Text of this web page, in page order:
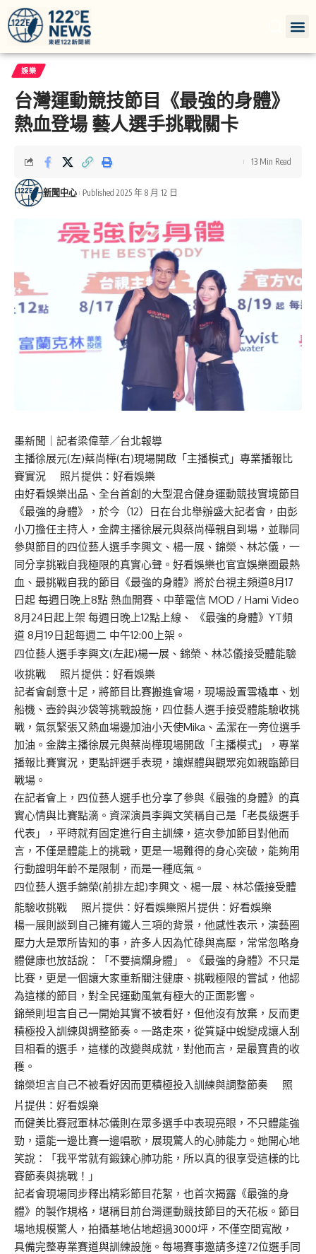
娛樂
台灣運動競技節目《最強的身體》
熱血登場 藝人選手挑戰關卡
新聞中心 Published 2025 年 8 月 12 日
13 Min Read
墨新聞 ｜記者梁偉華／台北報導
主播徐展元(左)蔡尚樺(右)現場開啟「主播模式」專業播報比
賽實況 照片提供：好看娛樂
由好看娛樂出品、全台首創的大型混合健身運動競技實境節目
《最強的身體》，於今（12）日在台北舉辦盛大記者會，由彭
小刀擔任主持人，金牌主播徐展元與蔡尚樺親自到場，並聯同
參與節目的四位藝人選手李興文、楊一展、錦榮、林芯儀，一
同分享挑戰自我極限的真實心聲。好看娛樂也官宣娛樂圈最熱
血、最挑戰自我的節目《最強的身體》將於台視主頻道8月17
日起 每週日晚上8點 熱血開賽、中華電信 MOD / Hami Video
8月24日起上架 每週日晚上12點上線、 《最強的身體》YT頻
道 8月19日起每週二 中午12:00上架。
四位藝人選手李興文(左起)楊一展、錦榮、林芯儀接受體能驗
收挑戰 照片提供：好看娛樂
記者會創意十足，將節目比賽搬進會場，現場設置雪橇車、划
船機、壺鈴與沙袋等挑戰設施，四位藝人選手接受體能驗收挑
戰，氣氛緊張又熱血場邊加油小天使Mika、孟潔在一旁位選手
加油。金牌主播徐展元與蔡尚樺現場開啟「主播模式」，專業
播報比賽實況，更點評選手表現，讓媒體與觀眾宛如親臨節目
戰場。
在記者會上，四位藝人選手也分享了參與《最強的身體》的真
實心情與比賽點滴。資深演員李興文笑稱自己是「老長級選手
代表」，平時就有固定進行自主訓練，這次參加節目對他而
言，不僅是體能上的挑戰，更是一場難得的身心突破，能夠用
行動證明年齡不是限制，而是一種底氣。
四位藝人選手錦榮(前排左起)李興文、楊一展、林芯儀接受體
能驗收挑戰 照片提供：好看娛樂照片提供：好看娛樂
楊一展則談到自己擁有鐵人三項的背景，他感性表示，演藝圈
壓力大是眾所皆知的事，許多人因為忙碌與高壓，常常忽略身
體健康也放話說：「不要搞爛身體」。《最強的身體》不只是
比賽，更是一個讓大家重新關注健康、挑戰極限的嘗試，他認
為這樣的節目，對全民運動風氣有極大的正面影響。
錦榮則坦言自己一開始其實不被看好，但他沒有放棄，反而更
積極投入訓練與調整節奏。一路走來，從質疑中蛻變成讓人刮
目相看的選手，這樣的改變與成就，對他而言，是最寶貴的收
穫。
錦榮坦言自己不被看好因而更積極投入訓練與調整節奏 照
片提供：好看娛樂
而健美比賽冠軍林芯儀則在眾多選手中表現亮眼，不只體能強
勁，還能一邊比賽一邊唱歌，展現驚人的心肺能力。她開心地
笑說：「我平常就有鍛鍊心肺功能，所以真的很享受這樣的比
賽節奏與挑戰！」
記者會現場同步釋出精彩節目花絮，也首次揭露《最強的身
體》的製作規格，堪稱目前台灣運動競技節目的天花板。節目
場地規模驚人，拍攝基地佔地超過3000坪，不僅空間寬敞，
具備完整專業賽道與訓練設施。每場賽事邀請多達72位選手同